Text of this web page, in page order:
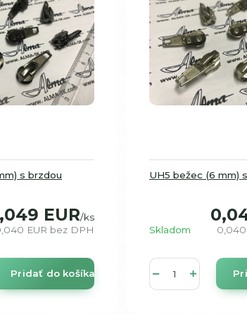
s brzdou
EUR/ks
EUR bez DPH
Pridať do košíka
UH5 bežec (6 mm)
0,040
Skladom